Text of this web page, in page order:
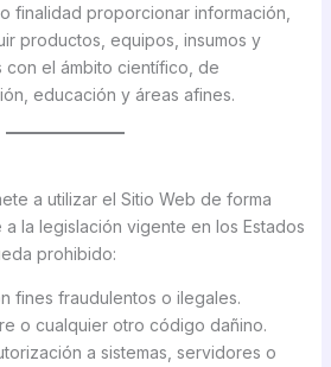
finalidad proporcionar información,
productos, equipos, insumos y
el ámbito científico, de
educación y áreas afines.
a utilizar el Sitio Web de forma
la legislación vigente en los Estados
prohibido:
fines fraudulentos o ilegales.
o cualquier otro código dañino.
a sistemas, servidores o